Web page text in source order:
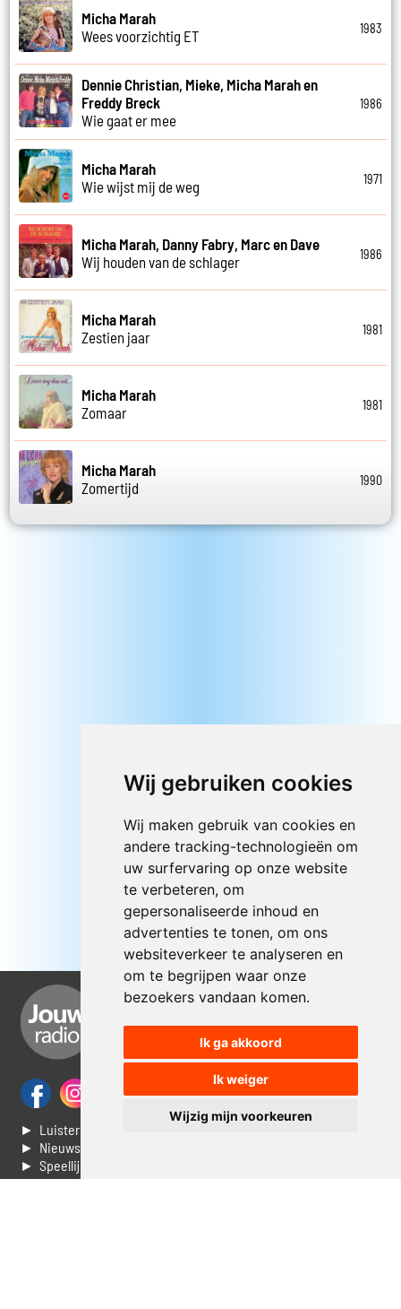
Wij gebruiken cookies
Wij maken gebruik van cookies en
andere tracking-technologieën om
uw surfervaring op onze website
te verbeteren, om
gepersonaliseerde inhoud en
advertenties te tonen, om ons
websiteverkeer te analyseren en
om te begrijpen waar onze
bezoekers vandaan komen.
Ik ga akkoord
Ik weiger
Wijzig mijn voorkeuren
Micha Marah
Wees voorzichtig ET
1983
Dennie Christian, Mieke, Micha Marah en
Freddy Breck
Wie gaat er mee
1986
Micha Marah
Wie wijst mij de weg
1971
Micha Marah, Danny Fabry, Marc en Dave
Wij houden van de schlager
1986
Micha Marah
Zestien jaar
1981
Micha Marah
Zomaar
1981
Micha Marah
Zomertijd
1990
► Luisteren naar Jouwradio
► Nieuws
► Speellijst
► Stem voor de Dag top 3